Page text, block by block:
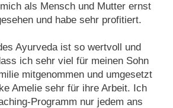
als Mensch und Mutter ernst
und habe sehr profitiert.
Ayurveda ist so wertvoll und
ich sehr viel für meinen Sohn
mitgenommen und umgesetzt
Amelie sehr für ihre Arbeit. Ich
Programm nur jedem ans